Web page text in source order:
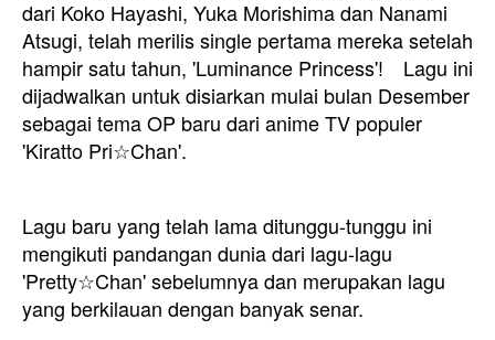
dari Koko Hayashi, Yuka Morishima dan Nanami
Atsugi, telah merilis single pertama mereka setelah
hampir satu tahun, 'Luminance Princess'! Lagu ini
dijadwalkan untuk disiarkan mulai bulan Desember
sebagai tema OP baru dari anime TV populer
'Kiratto Pri☆Chan'.
Lagu baru yang telah lama ditunggu-tunggu ini
mengikuti pandangan dunia dari lagu-lagu
'Pretty☆Chan' sebelumnya dan merupakan lagu
yang berkilauan dengan banyak senar.